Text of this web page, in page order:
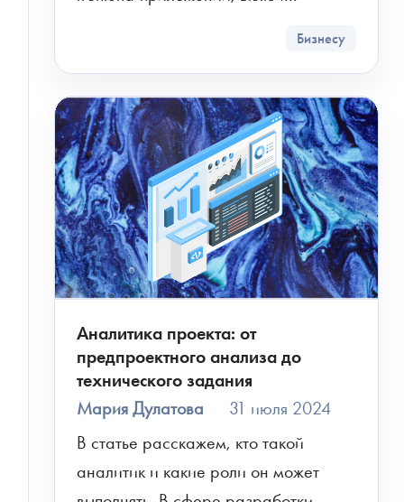
Бизнесу
Аналитика проекта: от
предпроектного анализа до
технического задания
Мария Дулатова
31 июля 2024
В статье расскажем, кто такой
аналитик и какие роли он может